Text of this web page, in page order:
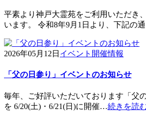
平素より神戸大霊苑をご利用いただき
います。 令和8年9月1日より、下記の
2026年05月12日 イベント開催情報
「父の日参り」イベントのお知らせ
毎年、ご好評いただいております「父
を 6/20(土)・6/21(日)に開催…続きを読